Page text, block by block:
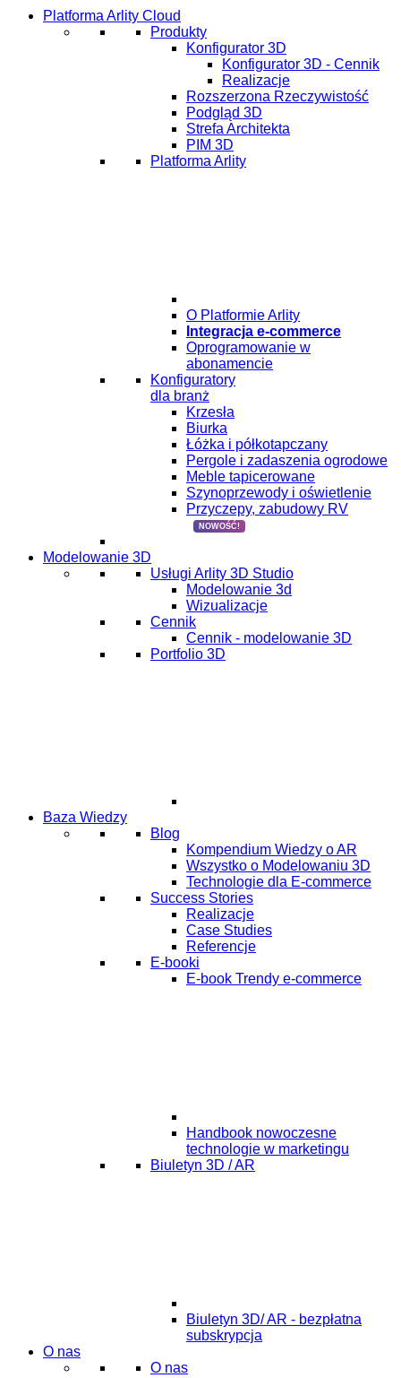
Platforma Arlity Cloud
Produkty
Konfigurator 3D
Konfigurator 3D - Cennik
Realizacje
Rozszerzona Rzeczywistość
Podgląd 3D
Strefa Architekta
PIM 3D
Platforma Arlity
O Platformie Arlity
Integracja e-commerce
Oprogramowanie w
abonamencie
Konfiguratory
dla branż
Krzesła
Biurka
Łóżka i półkotapczany
Pergole i zadaszenia ogrodowe
Meble tapicerowane
Szynoprzewody i oświetlenie
Przyczepy, zabudowy RV
NOWOŚĆ!
Modelowanie 3D
Usługi Arlity 3D Studio
Modelowanie 3d
Wizualizacje
Cennik
Cennik - modelowanie 3D
Portfolio 3D
Baza Wiedzy
Blog
Kompendium Wiedzy o AR
Wszystko o Modelowaniu 3D
Technologie dla E-commerce
Success Stories
Realizacje
Case Studies
Referencje
E-booki
E-book Trendy e-commerce
Handbook nowoczesne
technologie w marketingu
Biuletyn 3D / AR
Biuletyn 3D/ AR - bezpłatna
subskrypcja
O nas
O nas